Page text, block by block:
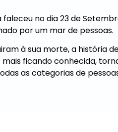
no dia 23 de
por um mar de pessoas.
à sua morte, a história
mais ficando conhecida,
as categorias de